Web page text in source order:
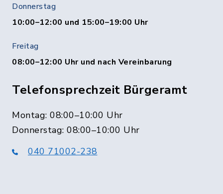
Donnerstag
10:00–12:00 und 15:00–19:00 Uhr
Freitag
08:00–12:00 Uhr und nach Vereinbarung
Telefonsprechzeit Bürgeramt
Montag: 08:00–10:00 Uhr
Donnerstag: 08:00–10:00 Uhr
040 71002-238